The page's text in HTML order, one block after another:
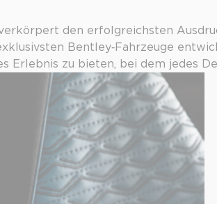
den erfolgreichsten
Bentley‑Fahrzeuge
Erlebnis zu bieten, bei dem jedes